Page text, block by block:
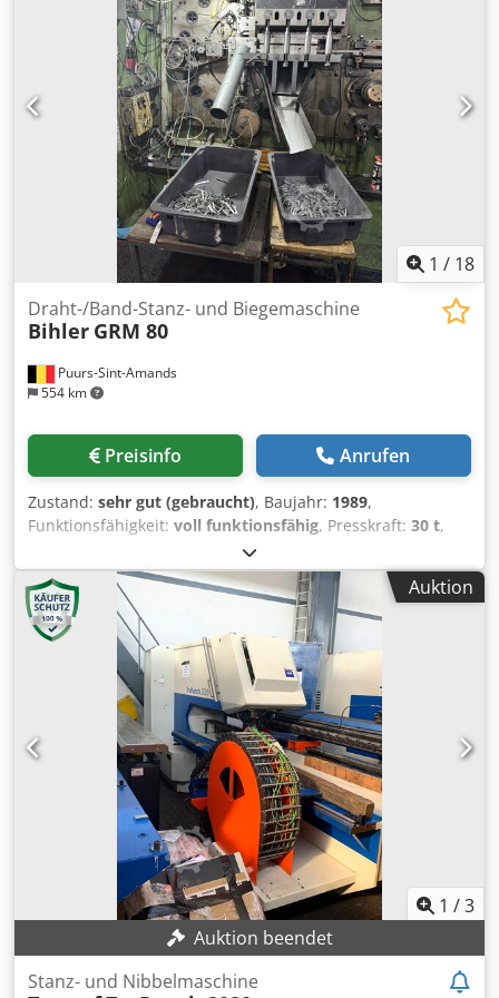
1 / 18
Puurs-Sint-Amands
554 km
Draht-/Band-Stanz- und Biegemaschine
Bihler GRM 80
Preisinfo Anrufen
Zustand: sehr gut (gebraucht), Baujahr: 1989,
Funktionsfähigkeit: voll funktionsfähig, Presskraft: 30 t,
Wir bieten diese sehr gut erhaltene Bihler GRM 80 Stanz-
und Biegemaschine, Baujahr 1989, an. Ausgestattet mit 5
Schiebern, 30T Presse, Richtapparat, Zuführung sowie
Abwickler. Werkzeuge sind nicht im Lieferumfang
enthalten. Crodpfx Ajywty Esm Rjf Bei Fragen oder für
weitere Informationen senden Sie uns gerne eine
Nachricht oder rufen Sie uns an.
Auktion
1 /3
Auktion beendet
Stanz- und Nibbelmaschine